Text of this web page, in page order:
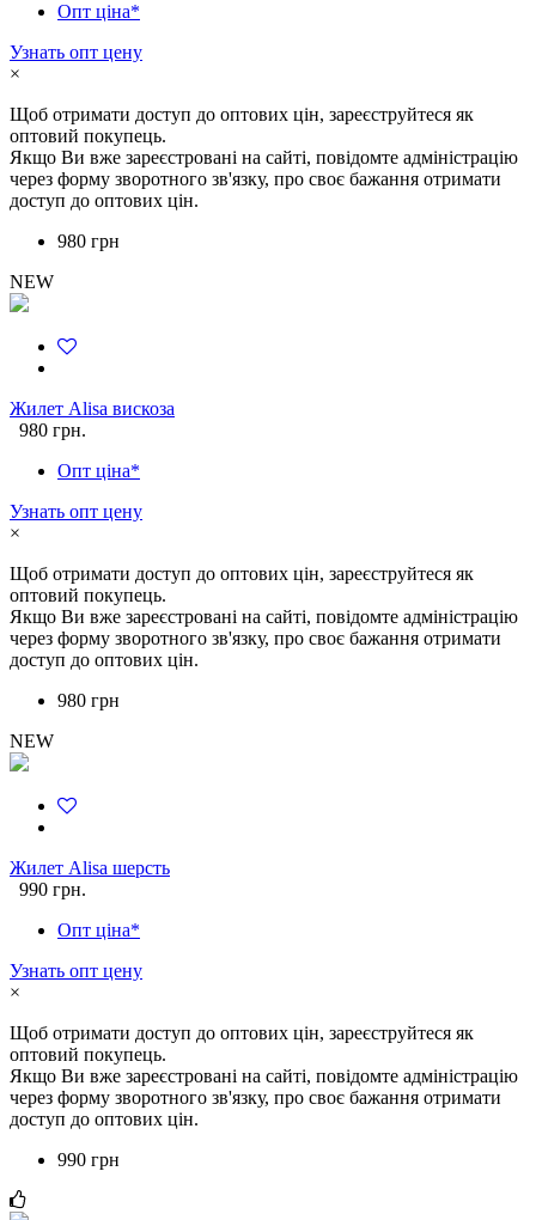
Опт ціна*
Узнать опт цену
×
Щоб отримати доступ до оптових цін, зареєструйтеся як
оптовий покупець.
Якщо Ви вже зареєстровані на сайті, повідомте адміністрацію
через форму зворотного зв'язку, про своє бажання отримати
доступ до оптових цін.
980 грн
NEW
Жилет Alisa вискоза
980 грн.
Опт ціна*
Узнать опт цену
×
Щоб отримати доступ до оптових цін, зареєструйтеся як
оптовий покупець.
Якщо Ви вже зареєстровані на сайті, повідомте адміністрацію
через форму зворотного зв'язку, про своє бажання отримати
доступ до оптових цін.
980 грн
NEW
Жилет Alisa шерсть
990 грн.
Опт ціна*
Узнать опт цену
×
Щоб отримати доступ до оптових цін, зареєструйтеся як
оптовий покупець.
Якщо Ви вже зареєстровані на сайті, повідомте адміністрацію
через форму зворотного зв'язку, про своє бажання отримати
доступ до оптових цін.
990 грн